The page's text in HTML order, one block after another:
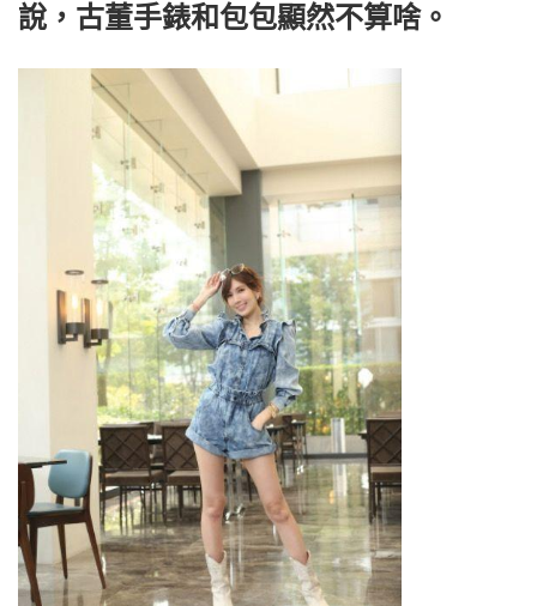
說，古董手錶和包包顯然不算啥。